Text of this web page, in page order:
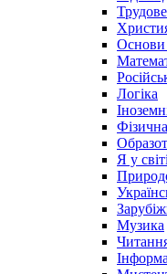
Основи
Логіка
Я у світі
Музика